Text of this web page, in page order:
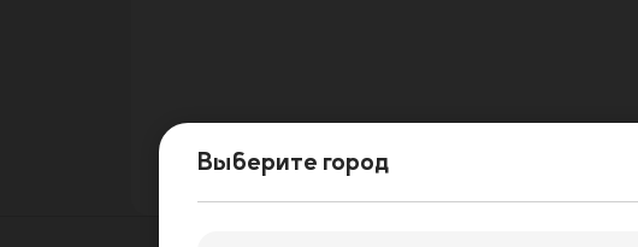
Выберите город